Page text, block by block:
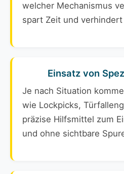
welcher Mechanismus
spart Zeit und
Einsatz von
Je nach Situation
wie Lockpicks,
präzise Hilfsmittel zum
und ohne sichtbare